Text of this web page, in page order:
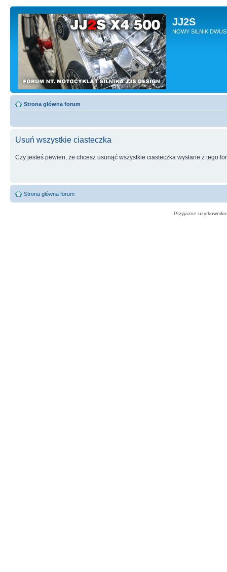
JJ2S
NOWY SILNIK
Strona główna forum
Usuń wszystkie ciasteczka
Czy jesteś pewien, że chcesz usunąć wszystkie ciasteczka wysłane z tego
Strona główna forum
Przyjazne